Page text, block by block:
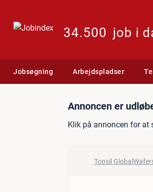
34.500 job i
Jobsøgning Arbejdspladser
Jobannonce:
Annoncen er
Klik på annoncen for at
Topsil